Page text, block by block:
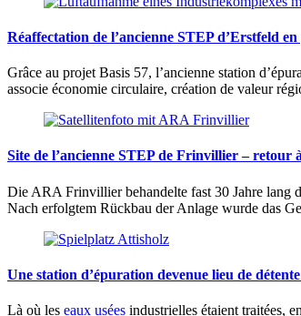
Réaffectation de l’ancienne STEP d’Erstfeld
Grâce au projet Basis 57, l’ancienne station
associe économie circulaire, création de valeur
Site de l’ancienne STEP de Frinvillier – retour
Die ARA Frinvillier behandelte fast 30 Jahre lang
Nach erfolgtem Rückbau der Anlage wurde das
Une station d’épuration devenue lieu de
Là où les eaux usées industrielles étaient traitées,